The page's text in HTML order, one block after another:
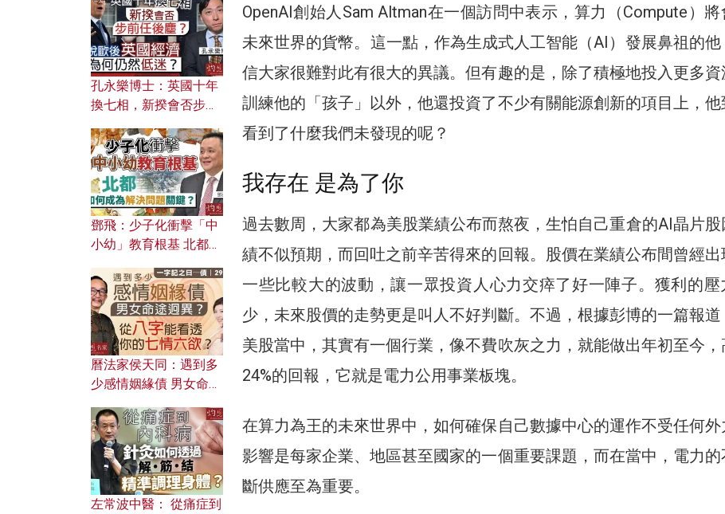
OpenAI創始人Sam Altman在一個訪問中表示，算力（Compute）將
未來世界的貨幣。這一點，作為生成式人工智能（AI）發展鼻祖的他
信大家很難對此有很大的異議。但有趣的是，除了積極地投入更多資
訓練他的「孩子」以外，他還投資了不少有關能源創新的項目上，他
看到了什麼我們未發現的呢？
我存在 是為了你
過去數周，大家都為美股業績公布而熬夜，生怕自己重倉的AI晶片股
績不似預期，而回吐之前辛苦得來的回報。股價在業績公布間曾經出
一些比較大的波動，讓一眾投資人心力交瘁了好一陣子。獲利的壓
少，未來股價的走勢更是叫人不好判斷。不過，根據彭博的一篇報道
美股當中，其實有一個行業，像不費吹灰之力，就能做出年初至今，
24%的回報，它就是電力公用事業板塊。
在算力為王的未來世界中，如何確保自己數據中心的運作不受任何外
影響是每家企業、地區甚至國家的一個重要課題，而在當中，電力的
斷供應至為重要。
對付北約美國？
孔永樂博士：英國十年
換七相，新揆會否步前
濟為何仍然低迷？
鄧飛：少子化衝擊「中
小幼」教育根基 北都如
曆法家侯天同：遇到多
少感情姻緣債 男女命途
的七情六欲？
左常波中醫： 從痛症到